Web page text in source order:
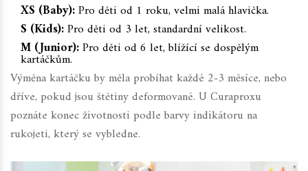
XS (Baby):Pro děti od 1 roku, velmi malá hlavička.
S (Kids):Pro děti od 3 let, standardní velikost.
M (Junior):Pro děti od 6 let, blížící se dospělým
kartáčkům.
Výměna kartáčku by měla probíhat každé 2-3 měsíce, nebo
dříve, pokud jsou štětiny deformované. U Curaproxu
poznáte konec životnosti podle barvy indikátoru na
rukojeti, který se vybledne.